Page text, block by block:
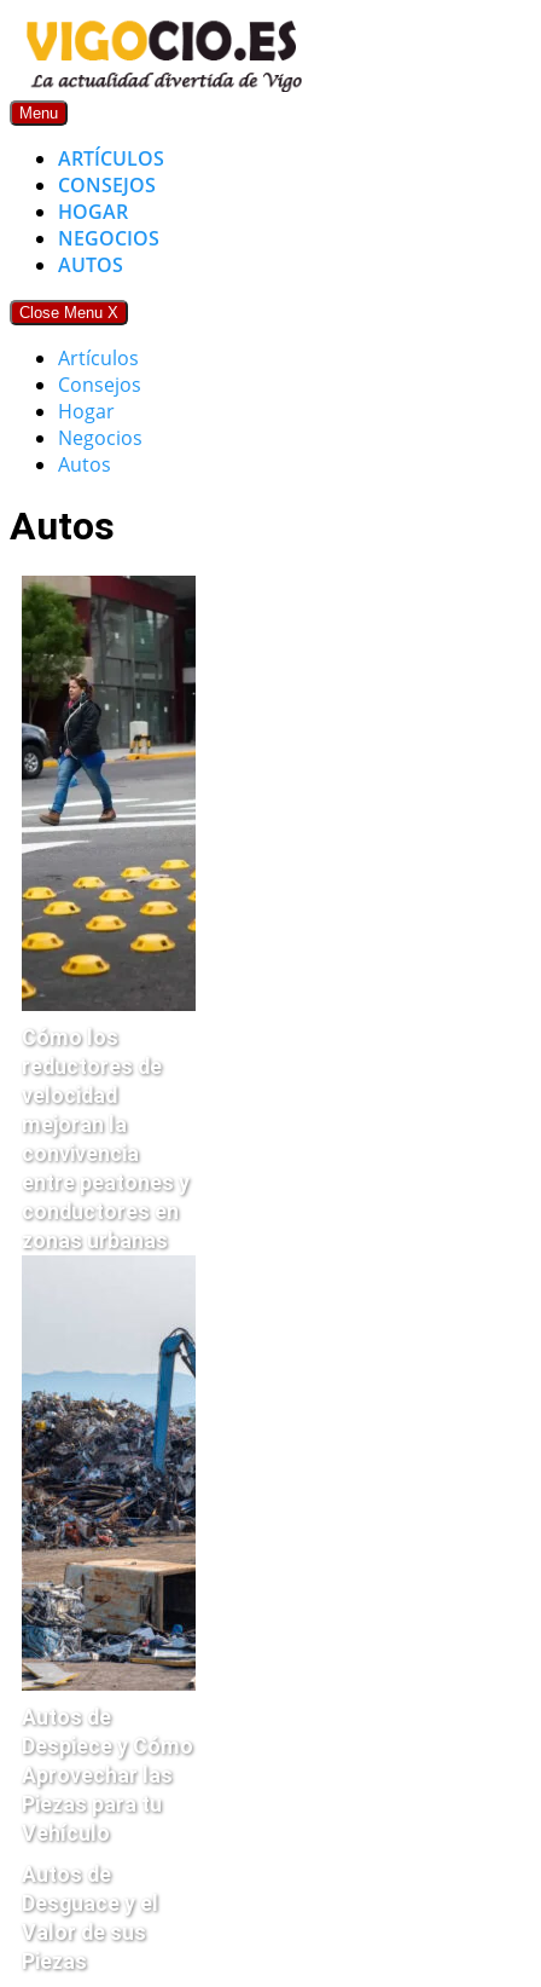
Skip
content
Menu
ARTÍCULOS
CONSEJOS
HOGAR
NEGOCIOS
AUTOS
Close Menu X
Artículos
Consejos
Hogar
Negocios
Autos
Autos
Cómo los
reductores de
velocidad
mejoran la
convivencia
entre peatones y
conductores en
zonas urbanas
Autos de
Despiece y Cómo
Aprovechar las
Piezas para tu
Vehículo
Autos de
Desguace y el
Valor de sus
Piezas